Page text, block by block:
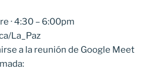
· 4:30 – 6:00pm
La_Paz
a la reunión de Google Meet